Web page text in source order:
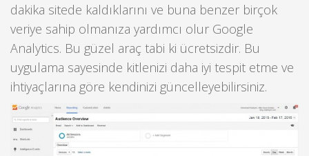
dakika sitede kaldıklarını ve buna benzer birçok
veriye sahip olmanıza yardımcı olur Google
Analytics. Bu güzel araç tabi ki ücretsizdir. Bu
uygulama sayesinde kitlenizi daha iyi tespit etme ve
ihtiyaçlarına göre kendinizi güncelleyebilirsiniz.